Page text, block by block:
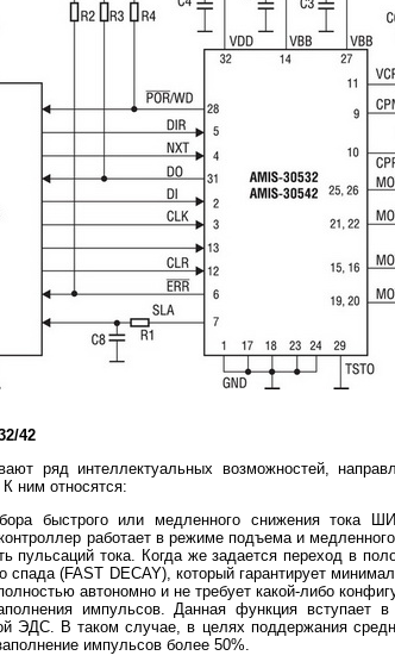
42
ряд интеллектуальных возможностей,
ним относятся:
быстрого или медленного снижения тока
работает в режиме подъема и
пульсаций тока. Когда же задается переход в
спада (FAST DECAY), который гарантирует
автономно и не требует какой-либо
импульсов. Данная функция вступает
ЭДС. В таком случае, в целях поддержания
импульсов более 50%.